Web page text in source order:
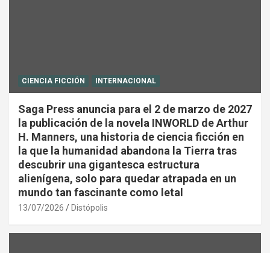
CIENCIA FICCIÓN INTERNACIONAL
Saga Press anuncia para el 2 de marzo de 2027
la publicación de la novela INWORLD de Arthur
H. Manners, una historia de ciencia ficción en
la que la humanidad abandona la Tierra tras
descubrir una gigantesca estructura
alienígena, solo para quedar atrapada en un
mundo tan fascinante como letal
13/07/2026 Distópolis